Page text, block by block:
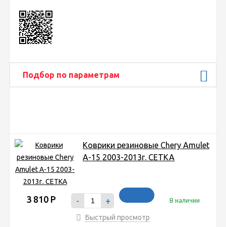
Подбор по параметрам
Коврики резиновые Chery Amulet
A-15 2003-2013г. СЕТКА
3 810 Р - + В наличии
Быстрый просмотр